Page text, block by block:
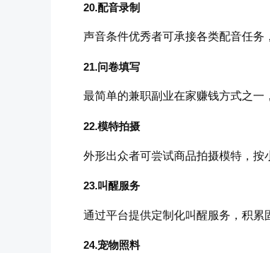
20.配音录制
声音条件优秀者可承接各类配音任务
21.问卷填写
最简单的兼职副业在家赚钱方式之一
22.模特拍摄
外形出众者可尝试商品拍摄模特，按
23.叫醒服务
通过平台提供定制化叫醒服务，积累
24.宠物照料